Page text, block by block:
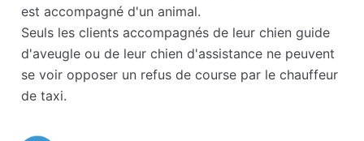
est accompagné d'un animal.
Seuls les clients accompagnés de leur chien guide
d'aveugle ou de leur chien d'assistance ne peuvent
se voir opposer un refus de course par le chauffeur
de taxi.